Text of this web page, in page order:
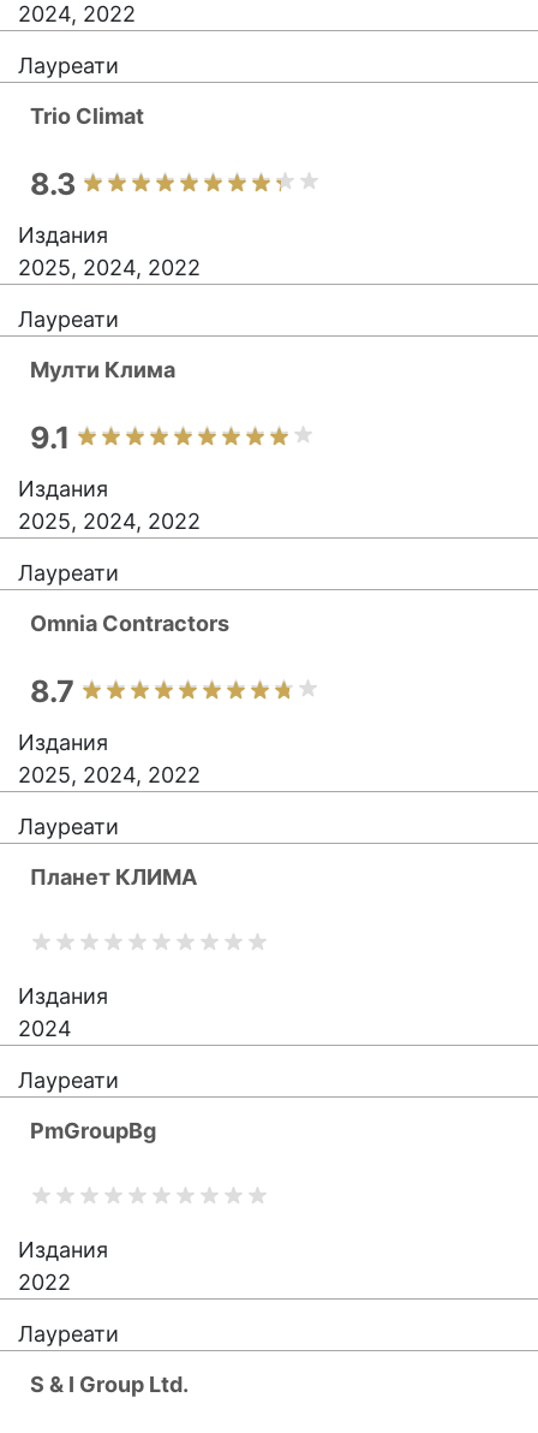
2024, 2022
Лауреати
Trio Climat
8.3
Издания
2025, 2024, 2022
Лауреати
Мулти Клима
9.1
Издания
2025, 2024, 2022
Лауреати
Omnia Contractors
8.7
Издания
2025, 2024, 2022
Лауреати
Планет КЛИМА
Издания
2024
Лауреати
PmGroupBg
Издания
2022
Лауреати
S & I Group Ltd.